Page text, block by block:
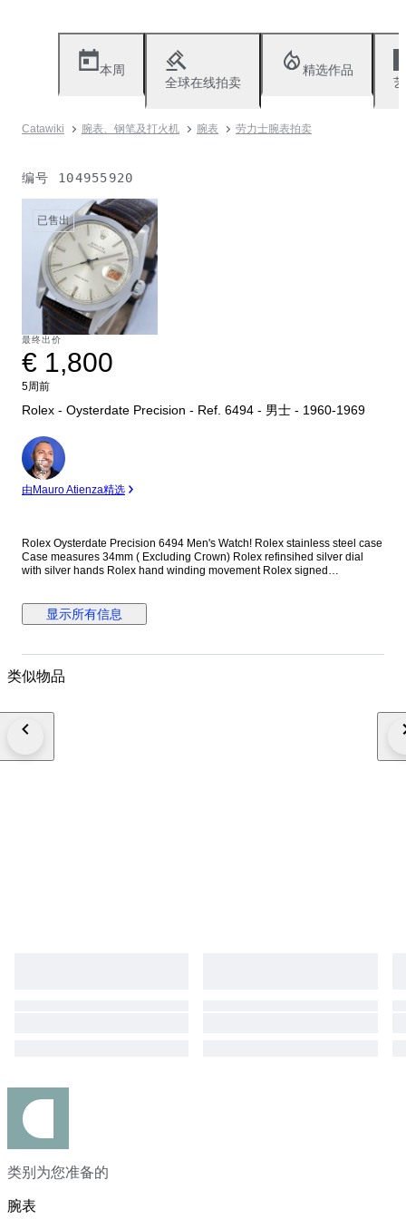
本周
全球在线拍卖
精选作品
Catawiki 腕表、钢笔及打火机 腕表 劳力士腕表拍卖
编号 104955920
已售出
最终出价
€ 1,800
5周前
Rolex - Oysterdate Precision - Ref. 6494 - 男士 - 1960-1969
专
家
由Mauro Atienza精选
Rolex Oysterdate Precision 6494 Men's Watch! Rolex stainless steel case
Case measures 34mm ( Excluding Crown) Rolex refinsihed silver dial
with silver hands Rolex hand winding movement Rolex signed
guaranteed to be genuine Rolex. Shipping by Fedex, DHL or EMS
depending on destination We are not responsible for any customs delays
winning bidder decides to cancel / withdraw they will bear risk , cost of all
显示所有信息
类似物品
类别为您准备的
腕表